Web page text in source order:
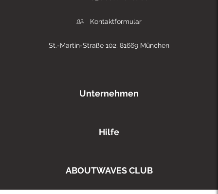
Kontaktformular
St.-Martin-Straße 102, 81669 München
Unternehmen
Hilfe
ABOUTWAVES CLUB